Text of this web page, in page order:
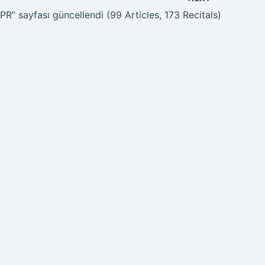
sayfası güncellendi (99 Articles, 173 Recitals)